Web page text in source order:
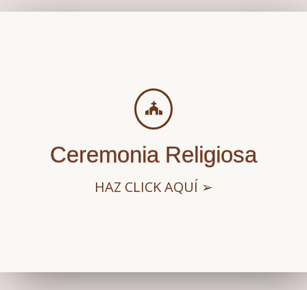
Ceremonia Religiosa
HAZ CLICK AQUÍ ➢